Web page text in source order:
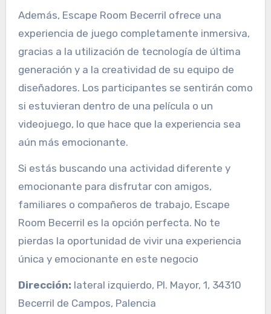
Además, Escape Room Becerril ofrece una
experiencia de juego completamente inmersiva,
gracias a la utilización de tecnología de última
generación y a la creatividad de su equipo de
diseñadores. Los participantes se sentirán como
si estuvieran dentro de una película o un
videojuego, lo que hace que la experiencia sea
aún más emocionante.
Si estás buscando una actividad diferente y
emocionante para disfrutar con amigos,
familiares o compañeros de trabajo, Escape
Room Becerril es la opción perfecta. No te
pierdas la oportunidad de vivir una experiencia
única y emocionante en este negocio
Dirección: lateral izquierdo, Pl. Mayor, 1, 34310
Becerril de Campos, Palencia